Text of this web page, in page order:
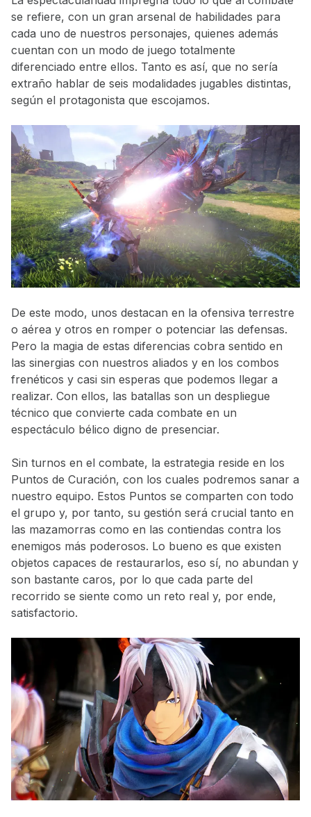
se refiere, con un gran arsenal de habilidades para
cada uno de nuestros personajes, quienes además
cuentan con un modo de juego totalmente
diferenciado entre ellos. Tanto es así, que no sería
extraño hablar de seis modalidades jugables distintas,
según el protagonista que escojamos.
De este modo, unos destacan en la ofensiva terrestre
o aérea y otros en romper o potenciar las defensas.
Pero la magia de estas diferencias cobra sentido en
las sinergias con nuestros aliados y en los combos
frenéticos y casi sin esperas que podemos llegar a
realizar. Con ellos, las batallas son un despliegue
técnico que convierte cada combate en un
espectáculo bélico digno de presenciar.
Sin turnos en el combate, la estrategia reside en los
Puntos de Curación, con los cuales podremos sanar a
nuestro equipo. Estos Puntos se comparten con todo
el grupo y, por tanto, su gestión será crucial tanto en
las mazamorras como en las contiendas contra los
enemigos más poderosos. Lo bueno es que existen
objetos capaces de restaurarlos, eso sí, no abundan y
son bastante caros, por lo que cada parte del
recorrido se siente como un reto real y, por ende,
satisfactorio.